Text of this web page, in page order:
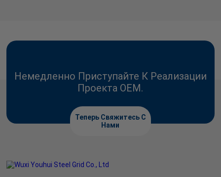
Немедленно Приступайте К Реализации
Проекта OEM.
Теперь Свяжитесь С
Нами